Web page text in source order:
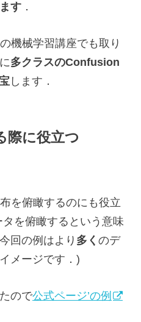
す ．
機械学習講座でも取り
多クラスのConfusion
します．
際に役立つ
を俯瞰するのにも役立
を俯瞰するという意味
回の例はより 多く のデ
メージです．)
ので公式ページ’の例